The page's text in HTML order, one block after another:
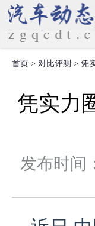
首页 > 对比评测 > 凭
凭实力
发布时